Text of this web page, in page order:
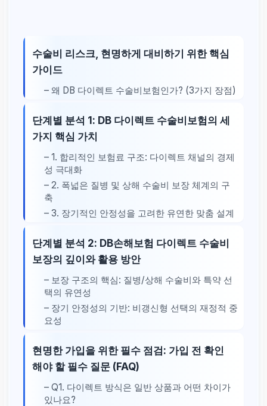
수술비 리스크, 현명하게 대비하기 위한 핵심
가이드
– 왜 DB 다이렉트 수술비보험인가? (3가지 장점)
단계별 분석 1: DB 다이렉트 수술비보험의 세
가지 핵심 가치
– 1. 합리적인 보험료 구조: 다이렉트 채널의 경제
성 극대화
– 2. 폭넓은 질병 및 상해 수술비 보장 체계의 구
축
– 3. 장기적인 안정성을 고려한 유연한 맞춤 설계
단계별 분석 2: DB손해보험 다이렉트 수술비
보장의 깊이와 활용 방안
– 보장 구조의 핵심: 질병/상해 수술비와 특약 선
택의 유연성
– 장기 안정성의 기반: 비갱신형 선택의 재정적 중
요성
현명한 가입을 위한 필수 점검: 가입 전 확인
해야 할 필수 질문 (FAQ)
– Q1. 다이렉트 방식은 일반 상품과 어떤 차이가
있나요?